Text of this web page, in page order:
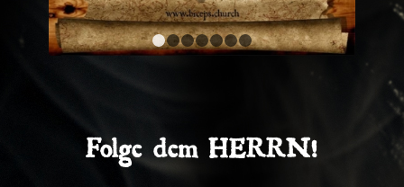
2 3 4 5 6 7
Folge dem HERRN!